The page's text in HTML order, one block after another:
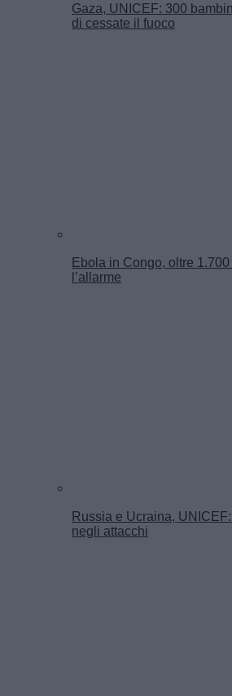
Gaza, UNICEF: 300
di cessate il fuoco
Ebola in Congo, oltre
l’allarme
Russia e Ucraina,
negli attacchi